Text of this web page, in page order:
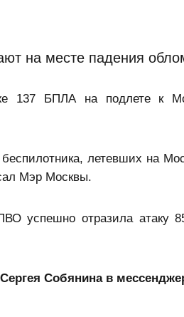
на месте падения
137 БПЛА на подлете к
летевших на
Мэр Москвы.
успешно отразила атаку
Собянина в